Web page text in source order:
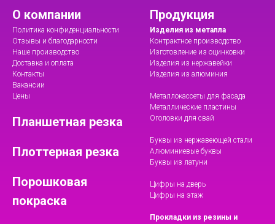
О компании
Политика конфиденциальности
Отзывы и благодарности
Наше производство
Доставка и оплата
Контакты
Вакансии
Цены
Планшетная резка
Плоттерная резка
Порошковая
покраска
Продукция
Изделия из металла
Контрактное производство
Изготовление из оцинковки
Изделия из нержавейки
Изделия из алюминия
Металлокассеты для фасада
Металлические пластины
Оголовки для свай
Буквы из нержавеющей стали
Алюминиевые буквы
Буквы из латуни
Цифры на дверь
Цифры на этаж
Прокладки из резины и